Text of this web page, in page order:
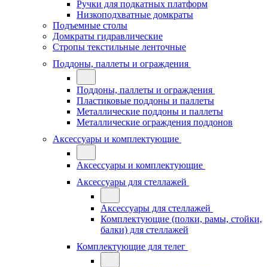
Ручки для подкатных платформ
Низкоподхватные домкраты
Подъемные столы
Домкраты гидравлические
Стропы текстильные ленточные
Поддоны, паллеты и ограждения
Поддоны, паллеты и ограждения
Пластиковые поддоны и паллеты
Металлические поддоны и паллеты
Металлические ограждения поддонов
Аксессуары и комплектующие
Аксессуары и комплектующие
Аксессуары для стеллажей
Аксессуары для стеллажей
Комплектующие (полки, рамы, стойки,
балки) для стеллажей
Комплектующие для телег